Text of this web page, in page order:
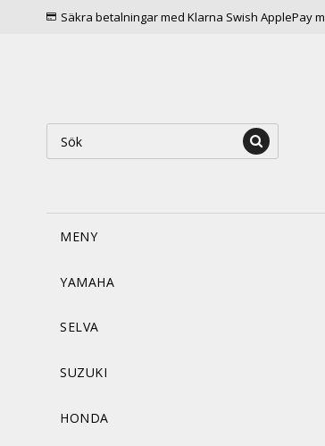
Säkra betalningar med Klarna Swish ApplePay
MENY
YAMAHA
SELVA
SUZUKI
HONDA